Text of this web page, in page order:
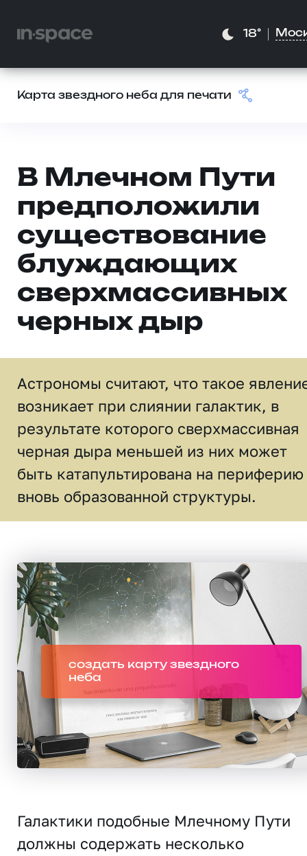
18°
Карта звездного неба для печати
В Млечном Пути
предположили
существование
блуждающих
сверхмассивных
черных дыр
Астрономы считают, что такое
возникает при слиянии галактик, в
результате которого сверхмассивная
черная дыра меньшей из них может
быть катапультирована на периферию
вновь образованной структуры.
создать карту звездного
неба
Галактики подобные Млечному Пути
должны содержать несколько